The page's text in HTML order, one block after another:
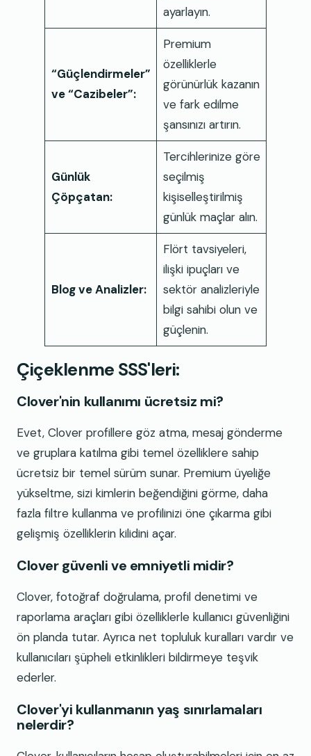
ayarlayın.
“Güçlendirmeler”
ve “Cazibeler”:
Premium
özelliklerle
görünürlük kazanın
ve fark edilme
şansınızı artırın.
Günlük
Çöpçatan:
Tercihlerinize göre
seçilmiş
kişiselleştirilmiş
günlük maçlar alın.
Blog ve Analizler:
Flört tavsiyeleri,
ilişki ipuçları ve
sektör analizleriyle
bilgi sahibi olun ve
güçlenin.
Çiçeklenme SSS'leri:
Clover'nin kullanımı ücretsiz mi?
Evet, Clover profillere göz atma, mesaj gönderme
ve gruplara katılma gibi temel özelliklere sahip
ücretsiz bir temel sürüm sunar. Premium üyeliğe
yükseltme, sizi kimlerin beğendiğini görme, daha
fazla filtre kullanma ve profilinizi öne çıkarma gibi
gelişmiş özelliklerin kilidini açar.
Clover güvenli ve emniyetli midir?
Clover, fotoğraf doğrulama, profil denetimi ve
raporlama araçları gibi özelliklerle kullanıcı güvenliğini
ön planda tutar. Ayrıca net topluluk kuralları vardır ve
kullanıcıları şüpheli etkinlikleri bildirmeye teşvik
ederler.
Clover'yi kullanmanın yaş sınırlamaları
nelerdir?